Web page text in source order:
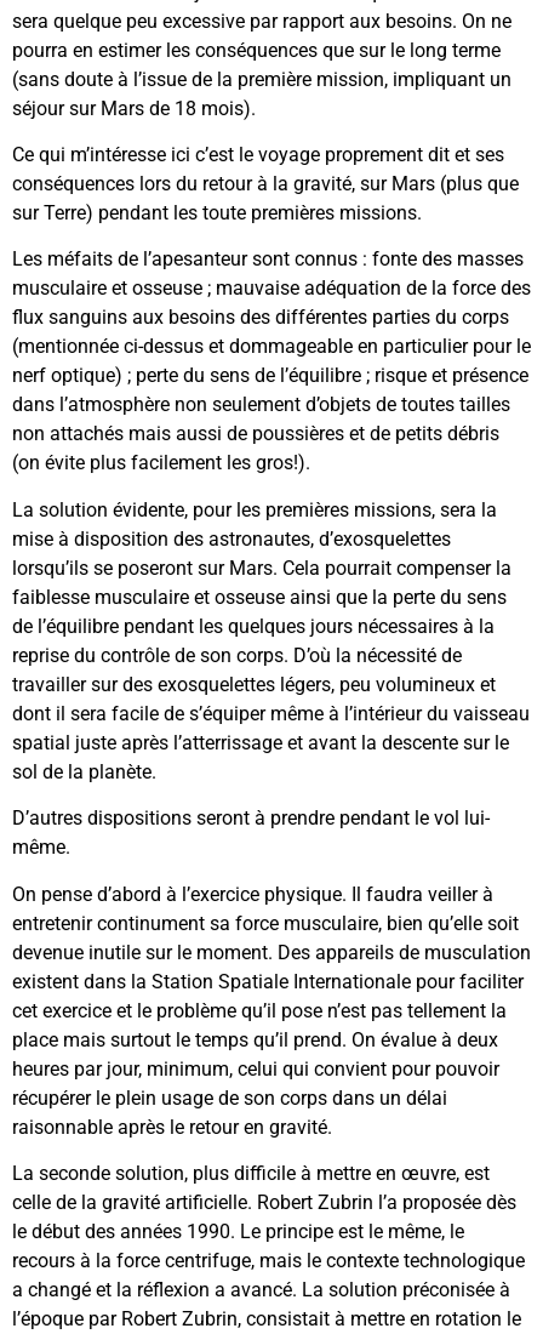
sera quelque peu excessive par rapport aux besoins. On ne
pourra en estimer les conséquences que sur le long terme
(sans doute à l’issue de la première mission, impliquant un
séjour sur Mars de 18 mois).
Ce qui m’intéresse ici c’est le voyage proprement dit et ses
conséquences lors du retour à la gravité, sur Mars (plus que
sur Terre) pendant les toute premières missions.
Les méfaits de l’apesanteur sont connus : fonte des masses
musculaire et osseuse ; mauvaise adéquation de la force des
flux sanguins aux besoins des différentes parties du corps
(mentionnée ci-dessus et dommageable en particulier pour le
nerf optique) ; perte du sens de l’équilibre ; risque et présence
dans l’atmosphère non seulement d’objets de toutes tailles
non attachés mais aussi de poussières et de petits débris
(on évite plus facilement les gros!).
La solution évidente, pour les premières missions, sera la
mise à disposition des astronautes, d’exosquelettes
lorsqu’ils se poseront sur Mars. Cela pourrait compenser la
faiblesse musculaire et osseuse ainsi que la perte du sens
de l’équilibre pendant les quelques jours nécessaires à la
reprise du contrôle de son corps. D’où la nécessité de
travailler sur des exosquelettes légers, peu volumineux et
dont il sera facile de s’équiper même à l’intérieur du vaisseau
spatial juste après l’atterrissage et avant la descente sur le
sol de la planète.
D’autres dispositions seront à prendre pendant le vol lui-
même.
On pense d’abord à l’exercice physique. Il faudra veiller à
entretenir continument sa force musculaire, bien qu’elle soit
devenue inutile sur le moment. Des appareils de musculation
existent dans la Station Spatiale Internationale pour faciliter
cet exercice et le problème qu’il pose n’est pas tellement la
place mais surtout le temps qu’il prend. On évalue à deux
heures par jour, minimum, celui qui convient pour pouvoir
récupérer le plein usage de son corps dans un délai
raisonnable après le retour en gravité.
La seconde solution, plus difficile à mettre en œuvre, est
celle de la gravité artificielle. Robert Zubrin l’a proposée dès
le début des années 1990. Le principe est le même, le
recours à la force centrifuge, mais le contexte technologique
a changé et la réflexion a avancé. La solution préconisée à
l’époque par Robert Zubrin, consistait à mettre en rotation le